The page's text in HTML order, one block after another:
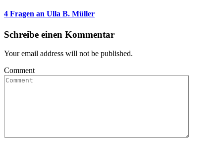
4 Fragen an Ulla B. Müller
Schreibe einen Kommentar
Your email address will not be published.
Comment